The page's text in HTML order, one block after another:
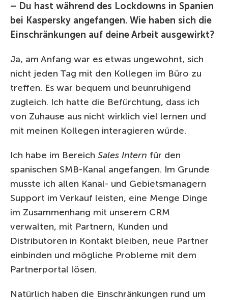
– Du hast während des Lockdowns in Spanien
bei Kaspersky angefangen. Wie haben sich die
Einschränkungen auf deine Arbeit ausgewirkt?
Ja, am Anfang war es etwas ungewohnt, sich
nicht jeden Tag mit den Kollegen im Büro zu
treffen. Es war bequem und beunruhigend
zugleich. Ich hatte die Befürchtung, dass ich
von Zuhause aus nicht wirklich viel lernen und
mit meinen Kollegen interagieren würde.
Ich habe im Bereich Sales Intern für den
spanischen SMB-Kanal angefangen. Im Grunde
musste ich allen Kanal- und Gebietsmanagern
Support im Verkauf leisten, eine Menge Dinge
im Zusammenhang mit unserem CRM
verwalten, mit Partnern, Kunden und
Distributoren in Kontakt bleiben, neue Partner
einbinden und mögliche Probleme mit dem
Partnerportal lösen.
Natürlich haben die Einschränkungen rund um